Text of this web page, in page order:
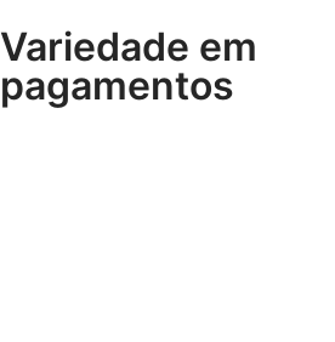
Variedade em
pagamentos